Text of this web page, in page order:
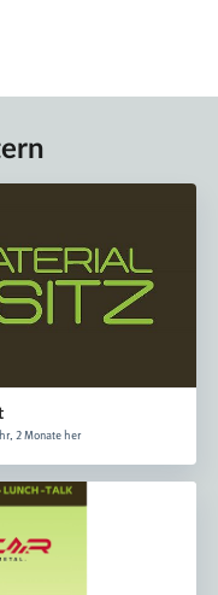
2 Monate her